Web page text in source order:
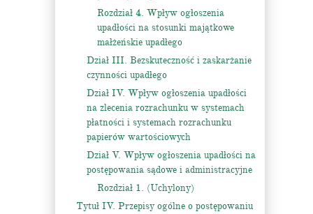
Rozdział 4. Wpływ ogłoszenia
upadłości na stosunki majątkowe
małżeńskie upadłego
Dział III. Bezskuteczność i zaskarżanie
czynności upadłego
Dział IV. Wpływ ogłoszenia upadłości
na zlecenia rozrachunku w systemach
płatności i systemach rozrachunku
papierów wartościowych
Dział V. Wpływ ogłoszenia upadłości na
postępowania sądowe i administracyjne
Rozdział 1. (Uchylony)
Tytuł IV. Przepisy ogólne o postępowaniu